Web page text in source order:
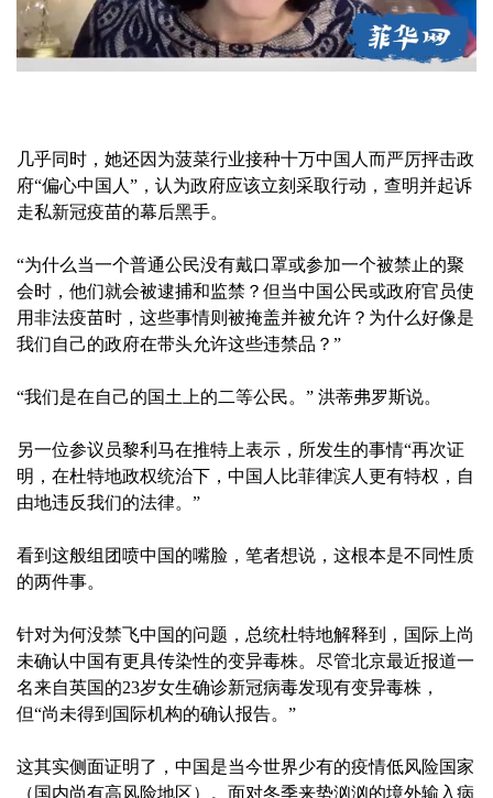
几乎同时，她还因为菠菜行业接种十万中国人而严厉抨击政
府“偏心中国人”，认为政府应该立刻采取行动，查明并起诉
走私新冠疫苗的幕后黑手。
“为什么当一个普通公民没有戴口罩或参加一个被禁止的聚
会时，他们就会被逮捕和监禁？但当中国公民或政府官员使
用非法疫苗时，这些事情则被掩盖并被允许？为什么好像是
我们自己的政府在带头允许这些违禁品？”
“我们是在自己的国土上的二等公民。” 洪蒂弗罗斯说。
另一位参议员黎利马在推特上表示，所发生的事情“再次证
明，在杜特地政权统治下，中国人比菲律滨人更有特权，自
由地违反我们的法律。”
看到这般组团喷中国的嘴脸，笔者想说，这根本是不同性质
的两件事。
针对为何没禁飞中国的问题，总统杜特地解释到，国际上尚
未确认中国有更具传染性的变异毒株。尽管北京最近报道一
名来自英国的23岁女生确诊新冠病毒发现有变异毒株，
但“尚未得到国际机构的确认报告。”
这其实侧面证明了，中国是当今世界少有的疫情低风险国家
（国内尚有高风险地区）。面对冬季来势汹汹的境外输入病